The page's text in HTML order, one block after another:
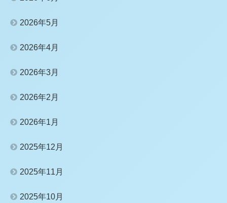
2026年5月
2026年4月
2026年3月
2026年2月
2026年1月
2025年12月
2025年11月
2025年10月